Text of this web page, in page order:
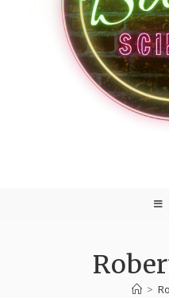
>